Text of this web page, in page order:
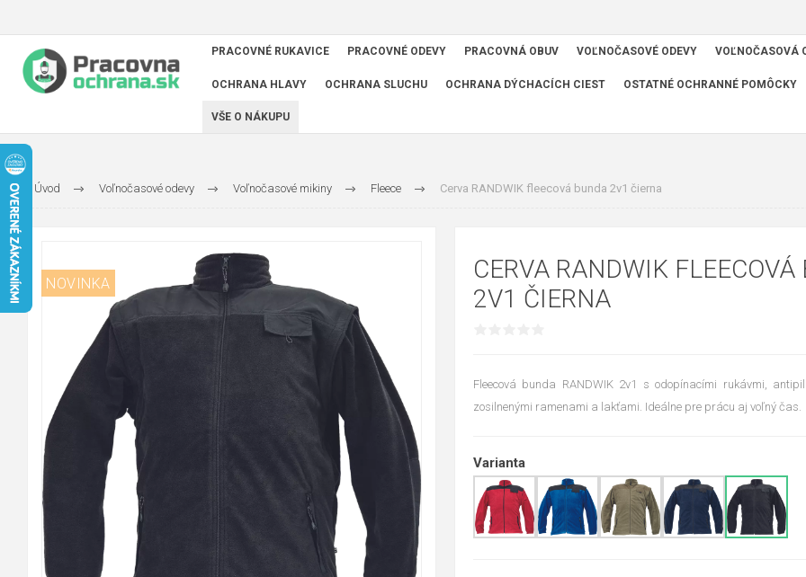
PRACOVNÉ RUKAVICE PRACOVNÉ ODEVY PRACOVNÁ OBUV VOĽNOČASOVÉ ODEVY VOĽNOČASOVÁ
OCHRANA HLAVY OCHRANA SLUCHU OCHRANA DÝCHACÍCH CIEST OSTATNÉ OCHRANNÉ POMÔCKY
VŠE O NÁKUPU
Úvod Voľnočasové odevy Voľnočasové mikiny Fleece Cerva RANDWIK fleecová bunda 2v1 čierna
NOVINKA
CERVA RANDWIK FLEECOVÁ
2V1 ČIERNA
Fleecová bunda RANDWIK 2v1 s odopínacími rukávmi,
zosilnenými ramenami a lakťami. Ideálne pre prácu aj voľný čas.
Varianta